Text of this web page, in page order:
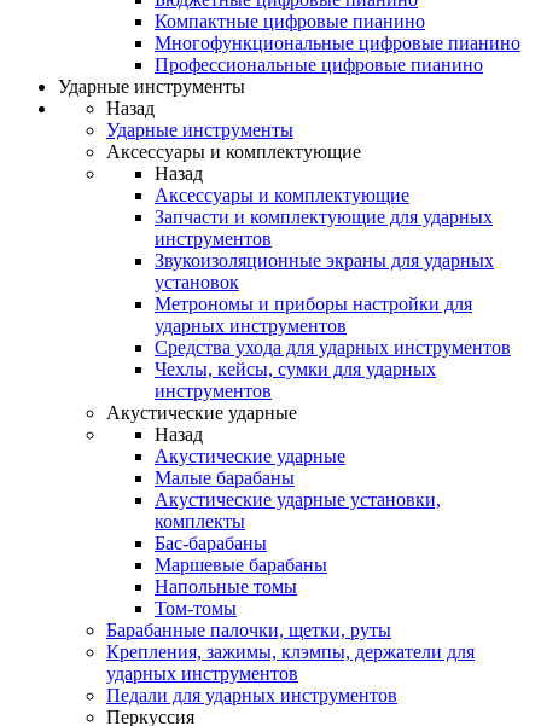
Компактные цифровые пианино
Многофункциональные цифровые пианино
Профессиональные цифровые пианино
Ударные инструменты
Назад
Ударные инструменты
Аксессуары и комплектующие
Назад
Аксессуары и комплектующие
Запчасти и комплектующие для ударных
инструментов
Звукоизоляционные экраны для ударных
установок
Метрономы и приборы настройки для
ударных инструментов
Средства ухода для ударных инструментов
Чехлы, кейсы, сумки для ударных
инструментов
Акустические ударные
Назад
Акустические ударные
Mалые барабаны
Акустические ударные установки,
комплекты
Бас-барабаны
Маршевые барабаны
Напольные томы
Том-томы
Барабанные палочки, щетки, руты
Крепления, зажимы, клэмпы, держатели для
ударных инструментов
Педали для ударных инструментов
Перкуссия